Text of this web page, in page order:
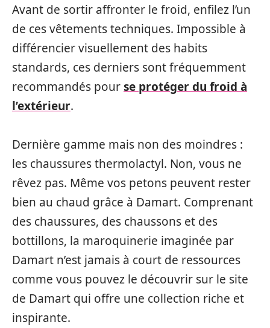
Avant de sortir affronter le froid, enfilez l’un
de ces vêtements techniques. Impossible à
différencier visuellement des habits
standards, ces derniers sont fréquemment
recommandés pourse protéger du froid à
l’extérieur.
Dernière gamme mais non des moindres :
les chaussures thermolactyl. Non, vous ne
rêvez pas. Même vos petons peuvent rester
bien au chaud grâce à Damart. Comprenant
des chaussures, des chaussons et des
bottillons, la maroquinerie imaginée par
Damart n’est jamais à court de ressources
comme vous pouvez le découvrir sur le site
de Damart qui offre une collection riche et
inspirante.